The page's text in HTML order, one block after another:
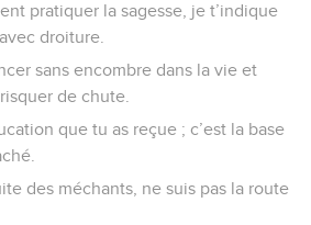
pratiquer la sagesse, je t’indique
droiture.
sans encombre dans la vie et
de chute.
que tu as reçue ; c’est la base
des méchants, ne suis pas la route